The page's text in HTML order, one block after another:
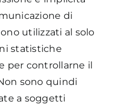
di
utilizzati al solo
statistiche
per controllarne il
sono quindi
a soggetti